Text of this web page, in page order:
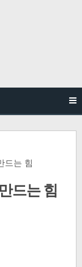
드는 힘
드는 힘